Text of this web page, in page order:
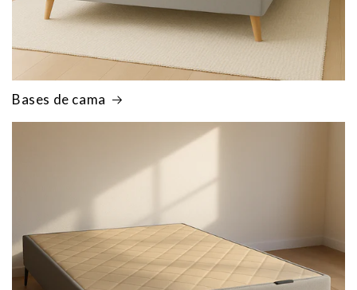
Bases de cama